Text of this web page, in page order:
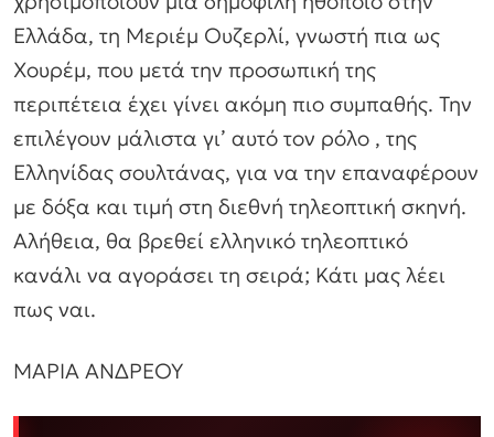
Ελλάδα, τη Μεριέμ Ουζερλί, γνωστή πια ως
Χουρέμ, που μετά την προσωπική της
περιπέτεια έχει γίνει ακόμη πιο συμπαθής. Την
επιλέγουν μάλιστα γι’ αυτό τον ρόλο , της
Ελληνίδας σουλτάνας, για να την επαναφέρουν
με δόξα και τιμή στη διεθνή τηλεοπτική σκηνή.
Αλήθεια, θα βρεθεί ελληνικό τηλεοπτικό
κανάλι να αγοράσει τη σειρά; Κάτι μας λέει
πως ναι.
ΜΑΡΙΑ ΑΝΔΡΕΟΥ